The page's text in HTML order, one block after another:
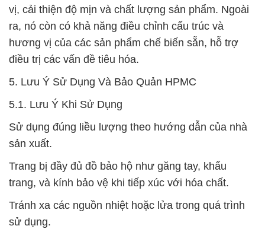
vị, cải thiện độ mịn và chất lượng sản phẩm. Ngoài
ra, nó còn có khả năng điều chỉnh cấu trúc và
hương vị của các sản phẩm chế biến sẵn, hỗ trợ
điều trị các vấn đề tiêu hóa.
5. Lưu Ý Sử Dụng Và Bảo Quản HPMC
5.1. Lưu Ý Khi Sử Dụng
Sử dụng đúng liều lượng theo hướng dẫn của nhà
sản xuất.
Trang bị đầy đủ đồ bảo hộ như găng tay, khẩu
trang, và kính bảo vệ khi tiếp xúc với hóa chất.
Tránh xa các nguồn nhiệt hoặc lửa trong quá trình
sử dụng.